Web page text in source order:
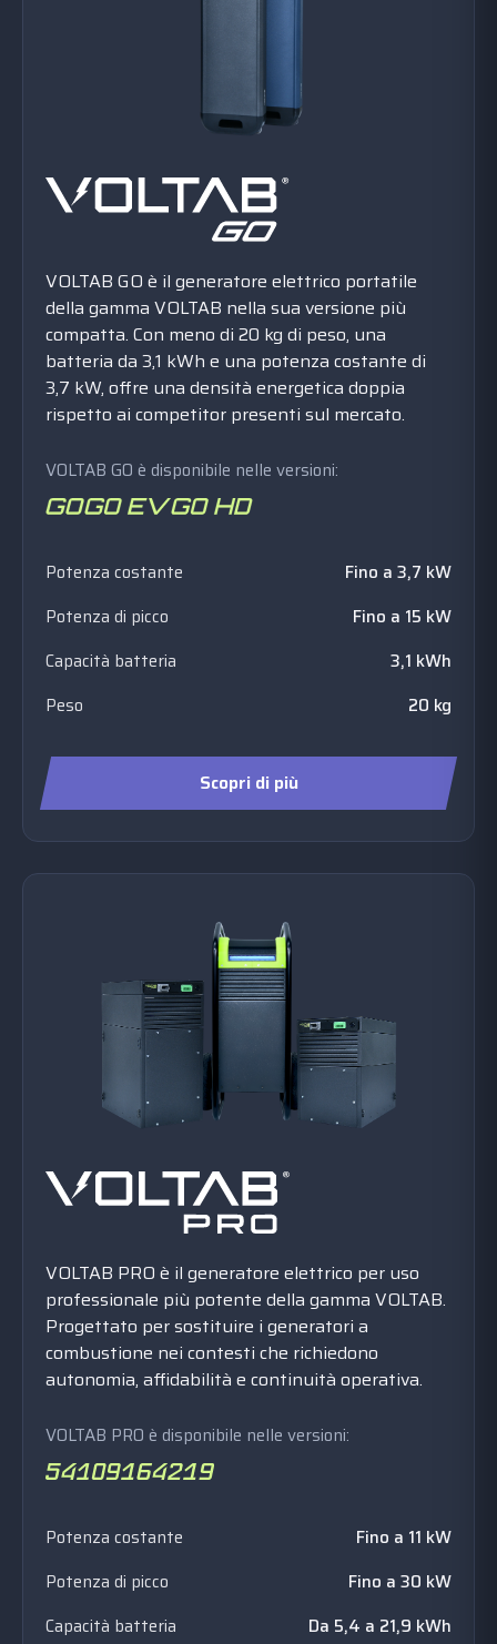
VOLTAB GO è il generatore elettrico portatile
della gamma VOLTAB nella sua versione più
compatta. Con meno di 20 kg di peso, una
batteria da 3,1 kWh e una potenza costante di
3,7 kW, offre una densità energetica doppia
rispetto ai competitor presenti sul mercato.
VOLTAB GO è disponibile nelle versioni:
Potenza costante
Fino a 3,7 kW
Potenza di picco
Fino a 15 kW
Capacità batteria
3,1 kWh
Peso
20 kg
Scopri di più
VOLTAB PRO è il generatore elettrico per uso
professionale più potente della gamma VOLTAB.
Progettato per sostituire i generatori a
combustione nei contesti che richiedono
autonomia, affidabilità e continuità operativa.
VOLTAB PRO è disponibile nelle versioni:
Potenza costante
Fino a 11 kW
Potenza di picco
Fino a 30 kW
Capacità batteria
Da 5,4 a 21,9 kWh